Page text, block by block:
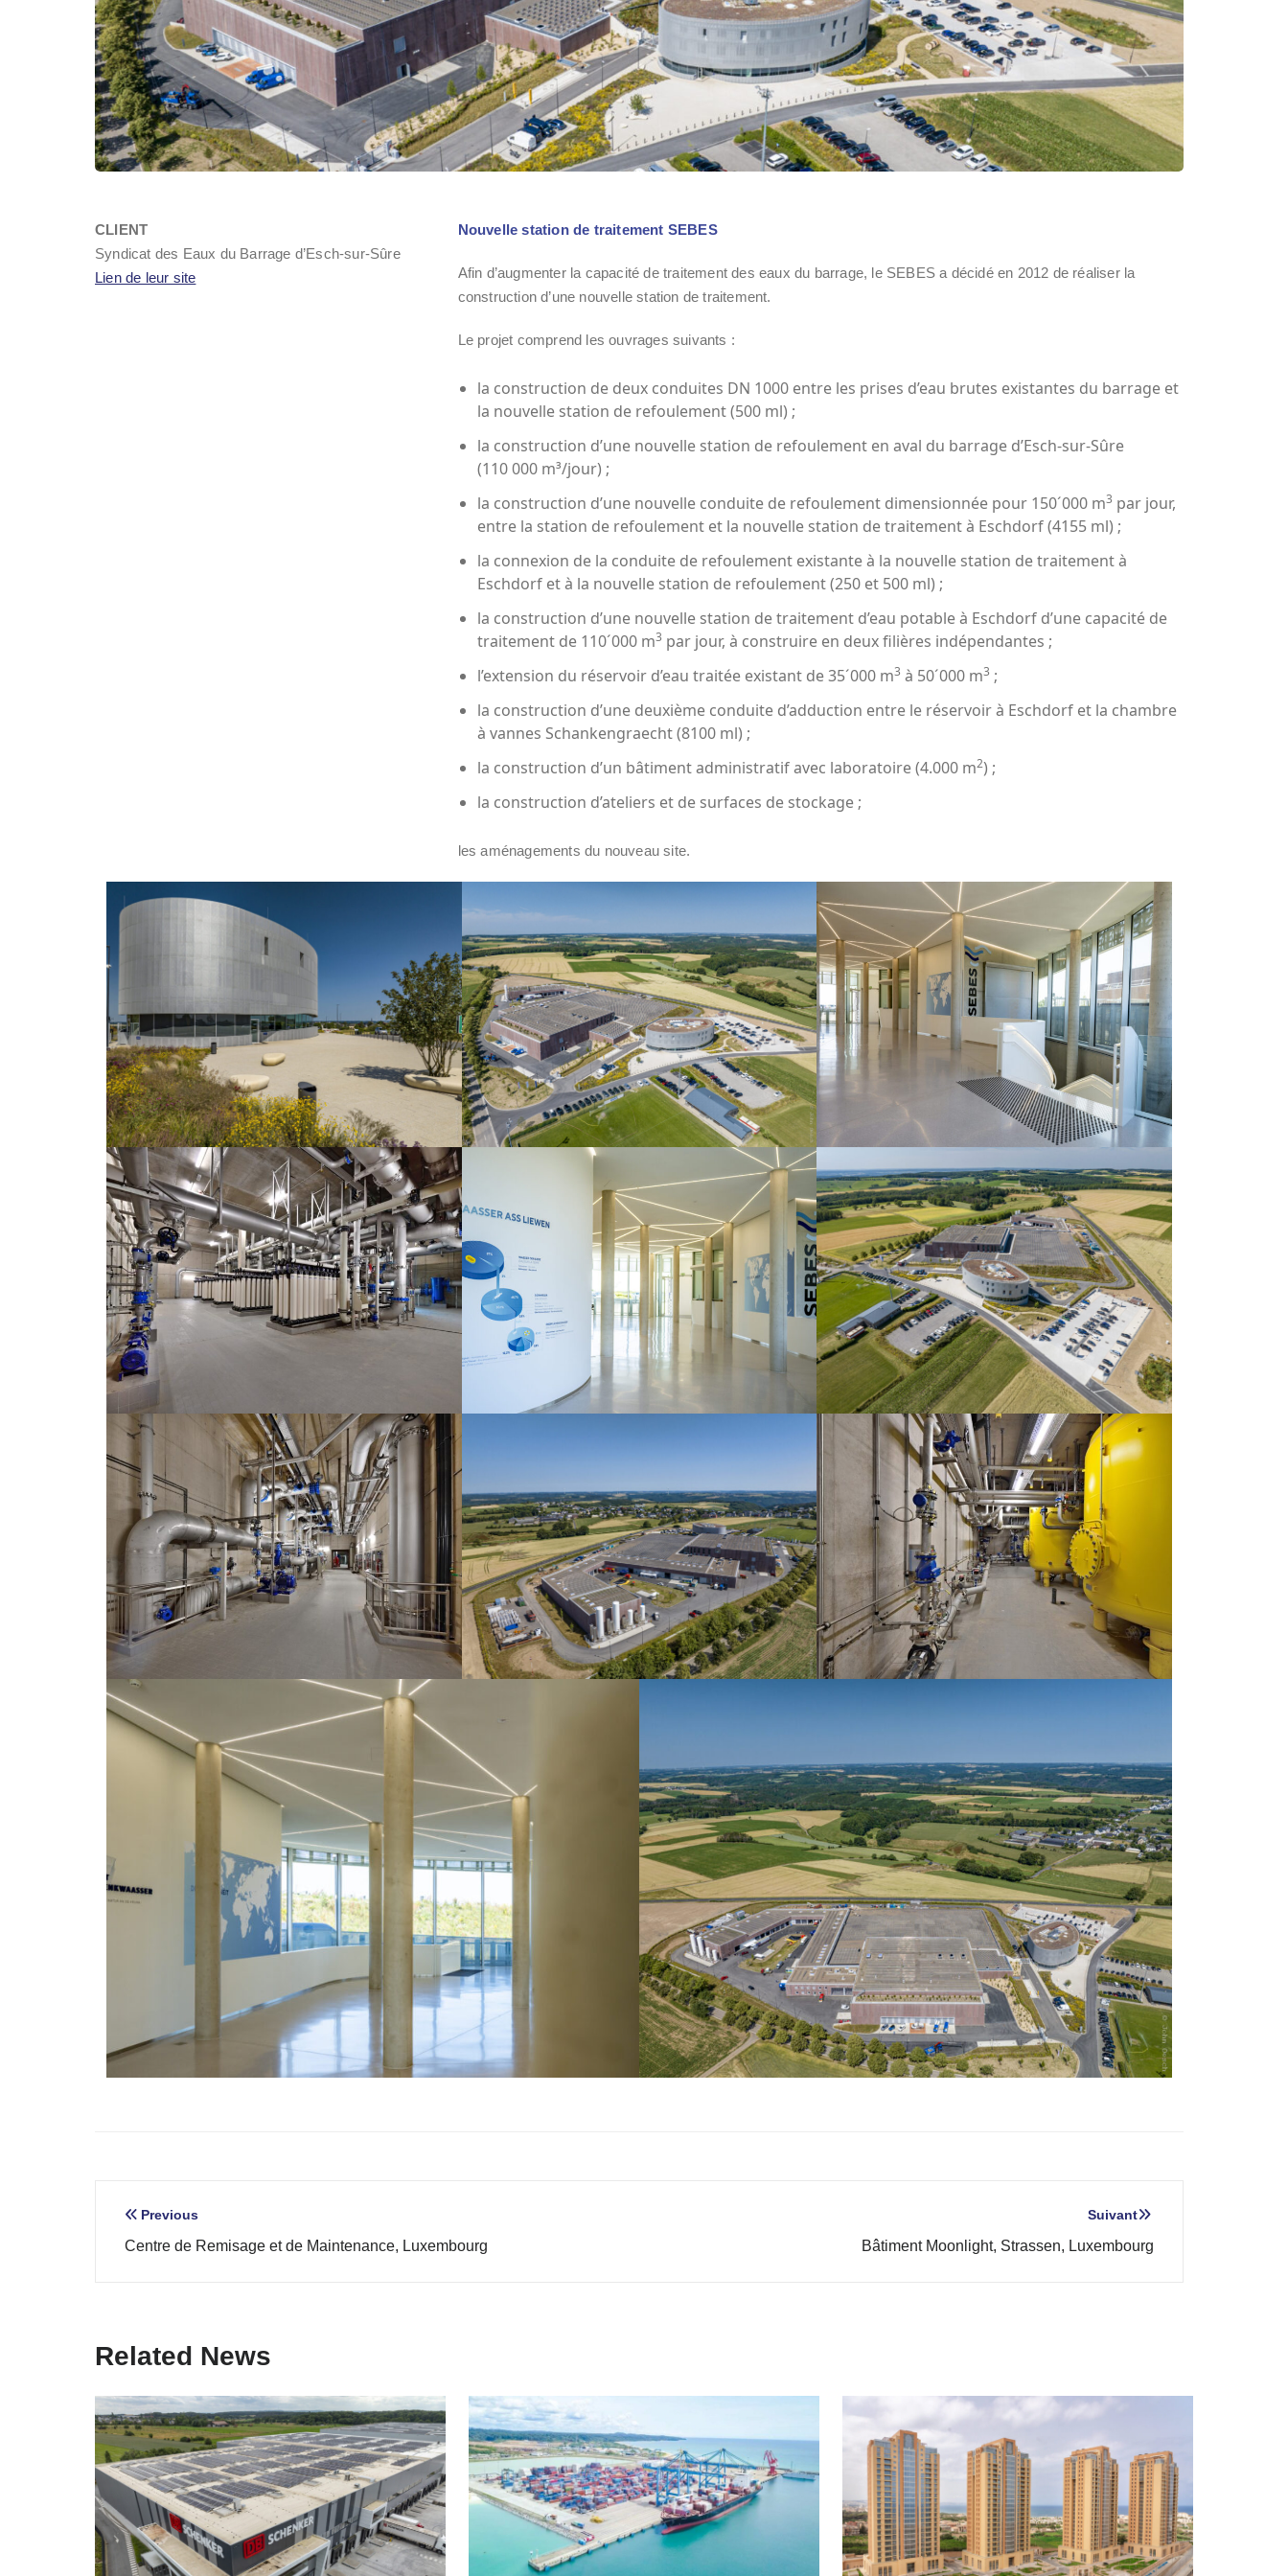
CLIENT
Syndicat des Eaux du Barrage d’Esch-sur-Sûre
Lien de leur site
Nouvelle station de traitement SEBES
Afin d’augmenter la capacité de traitement des eaux du barrage, le SEBES a décidé en 2012 de réaliser la
construction d’une nouvelle station de traitement.
Le projet comprend les ouvrages suivants :
la construction de deux conduites DN 1000 entre les prises d’eau brutes existantes du barrage et
la nouvelle station de refoulement (500 ml) ;
la construction d’une nouvelle station de refoulement en aval du barrage d’Esch-sur-Sûre
(110 000 m³/jour) ;
la construction d’une nouvelle conduite de refoulement dimensionnée pour 150´000 m3 par jour,
entre la station de refoulement et la nouvelle station de traitement à Eschdorf (4155 ml) ;
la connexion de la conduite de refoulement existante à la nouvelle station de traitement à
Eschdorf et à la nouvelle station de refoulement (250 et 500 ml) ;
la construction d’une nouvelle station de traitement d’eau potable à Eschdorf d’une capacité de
traitement de 110´000 m3 par jour, à construire en deux filières indépendantes ;
l’extension du réservoir d’eau traitée existant de 35´000 m3 à 50´000 m3 ;
la construction d’une deuxième conduite d’adduction entre le réservoir à Eschdorf et la chambre
à vannes Schankengraecht (8100 ml) ;
la construction d’un bâtiment administratif avec laboratoire (4.000 m2) ;
la construction d’ateliers et de surfaces de stockage ;
les aménagements du nouveau site.
Navigation
de
Previous
Centre de Remisage et de Maintenance, Luxembourg
Suivant
Bâtiment Moonlight, Strassen, Luxembourg
Related News